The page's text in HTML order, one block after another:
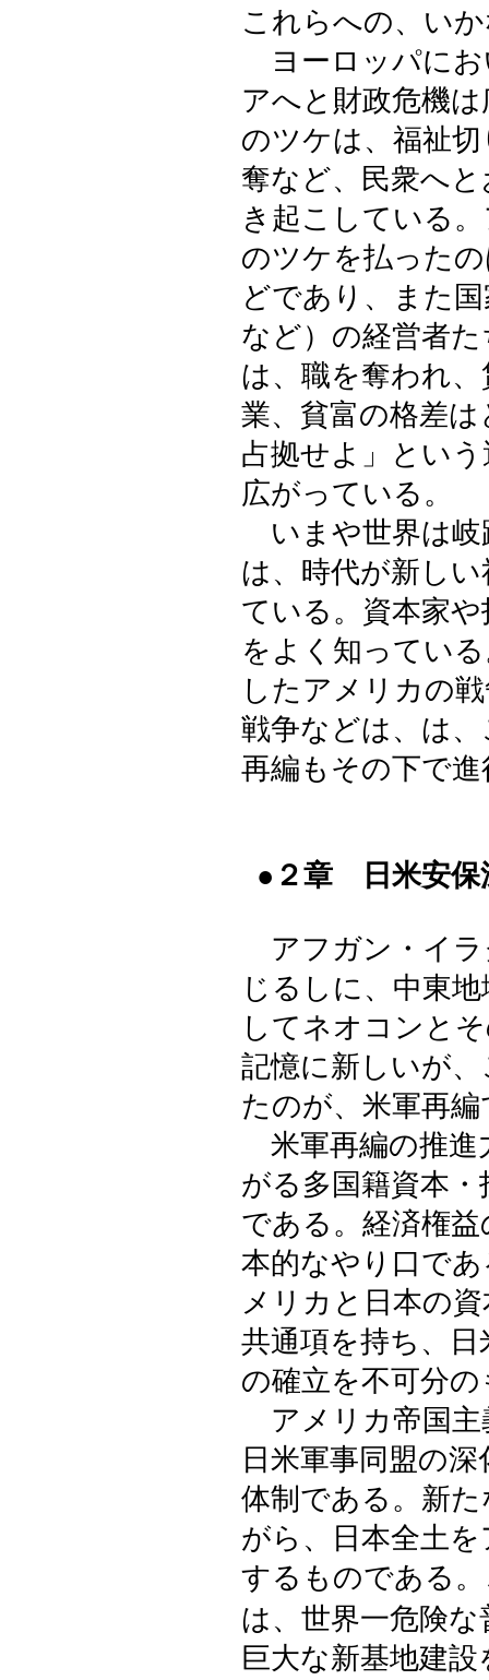
これらへの、い
ヨーロッパにお
アへと財政危機
のツケは、福祉
奪など、民衆へ
き起こしている
のツケを払った
どであり、また
など）の経営者
は、職を奪われ
業、貧富の格差
占拠せよ」とい
広がっている。
いまや世界は岐
は、時代が新し
ている。資本家
をよく知ってい
したアメリカの
戦争などは、は
再編もその下で
●２章 日米安保
アフガン・イラ
じるしに、中東
してネオコンと
記憶に新しいが
たのが、米軍再
米軍再編の推進
がる多国籍資本
である。経済権
本的なやり口で
メリカと日本の
共通項を持ち、
の確立を不可分
アメリカ帝国主
日米軍事同盟の
体制である。新
がら、日本全土
するものである
は、世界一危険
巨大な新基地建